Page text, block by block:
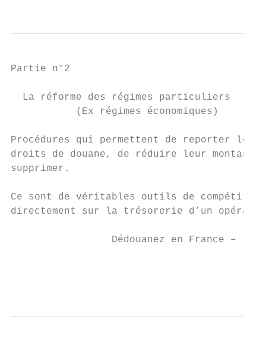
Partie n°2
  La réforme des régimes particuliers
           (Ex régimes économiques)
Procédures qui permettent de reporter le
droits de douane, de réduire leur montant,
supprimer.
Ce sont de véritables outils de
directement sur la trésorerie d’un
Dédouanez en France – Le